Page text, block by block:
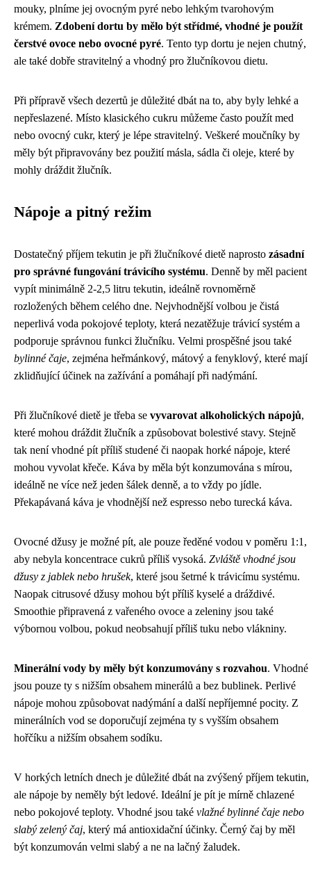
mouky, plníme jej ovocným pyré nebo lehkým tvarohovým
krémem. Zdobení dortu by mělo být střídmé, vhodné je použít
čerstvé ovoce nebo ovocné pyré. Tento typ dortu je nejen chutný,
ale také dobře stravitelný a vhodný pro žlučníkovou dietu.
Při přípravě všech dezertů je důležité dbát na to, aby byly lehké a
nepřeslazené. Místo klasického cukru můžeme často použít med
nebo ovocný cukr, který je lépe stravitelný. Veškeré moučníky by
měly být připravovány bez použití másla, sádla či oleje, které by
mohly dráždit žlučník.
Nápoje a pitný režim
Dostatečný příjem tekutin je při žlučníkové dietě naprosto zásadní
pro správné fungování trávicího systému. Denně by měl pacient
vypít minimálně 2-2,5 litru tekutin, ideálně rovnoměrně
rozložených během celého dne. Nejvhodnější volbou je čistá
neperlivá voda pokojové teploty, která nezatěžuje trávicí systém a
podporuje správnou funkci žlučníku. Velmi prospěšné jsou také
bylinné čaje, zejména heřmánkový, mátový a fenyklový, které mají
zklidňující účinek na zažívání a pomáhají při nadýmání.
Při žlučníkové dietě je třeba se vyvarovat alkoholických nápojů,
které mohou dráždit žlučník a způsobovat bolestivé stavy. Stejně
tak není vhodné pít příliš studené či naopak horké nápoje, které
mohou vyvolat křeče. Káva by měla být konzumována s mírou,
ideálně ne více než jeden šálek denně, a to vždy po jídle.
Překapávaná káva je vhodnější než espresso nebo turecká káva.
Ovocné džusy je možné pít, ale pouze ředěné vodou v poměru 1:1,
aby nebyla koncentrace cukrů příliš vysoká. Zvláště vhodné jsou
džusy z jablek nebo hrušek, které jsou šetrné k trávicímu systému.
Naopak citrusové džusy mohou být příliš kyselé a dráždivé.
Smoothie připravená z vařeného ovoce a zeleniny jsou také
výbornou volbou, pokud neobsahují příliš tuku nebo vlákniny.
Minerální vody by měly být konzumovány s rozvahou. Vhodné
jsou pouze ty s nižším obsahem minerálů a bez bublinek. Perlivé
nápoje mohou způsobovat nadýmání a další nepříjemné pocity. Z
minerálních vod se doporučují zejména ty s vyšším obsahem
hořčíku a nižším obsahem sodíku.
V horkých letních dnech je důležité dbát na zvýšený příjem tekutin,
ale nápoje by neměly být ledové. Ideální je pít je mírně chlazené
nebo pokojové teploty. Vhodné jsou také vlažné bylinné čaje nebo
slabý zelený čaj, který má antioxidační účinky. Černý čaj by měl
být konzumován velmi slabý a ne na lačný žaludek.